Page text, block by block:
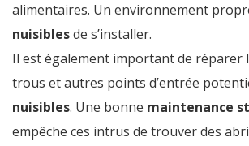
alimentaires. Un environnement
nuisiblesde s’installer.
Il est également important de réparer
trous et autres points d’entrée
nuisibles. Une bonne maintenance
empêche ces intrus de trouver des